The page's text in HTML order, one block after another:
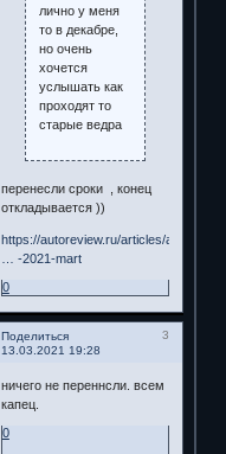
лично у меня
то в декабре,
но очень
хочется
услышать как
проходят то
старые ведра
перенесли сроки , конец
откладывается ))
https://autoreview.ru/articles/avtomobi
… -2021-mart
0
Поделиться
3
13.03.2021 19:28
ничего не переннсли. всем
капец.
0